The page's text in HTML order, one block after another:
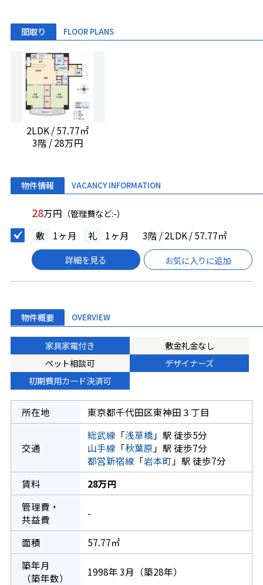
間取り FLOOR PLANS
2LDK / 57.77㎡
3階 / 28万円
物件情報 VACANCY INFORMATION
28万円 （管理費など:-）
敷 1ヶ月 礼 1ヶ月 3階 / 2LDK / 57.77㎡
詳細を見る お気に入りに追加
物件概要 OVERVIEW
家具家電付き
敷金礼金なし
ペット相談可
デザイナーズ
初期費用カード決済可
所在地 東京都千代田区東神田３丁目
交通
総武線 「浅草橋 」駅 徒歩5分
山手線 「秋葉原 」駅 徒歩7分
都営新宿線 「岩本町 」駅 徒歩7分
賃料
28万円
管理費・
共益費
-
面積
57.77㎡
築年月
（築年数）
1998年 3月（築28年）